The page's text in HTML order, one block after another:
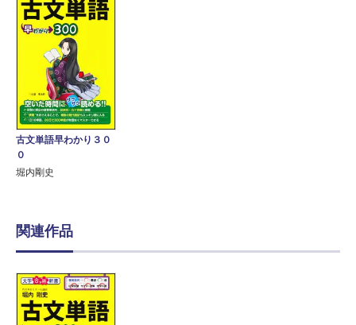
古文単語早わかり３０
０
堀内剛史
関連作品